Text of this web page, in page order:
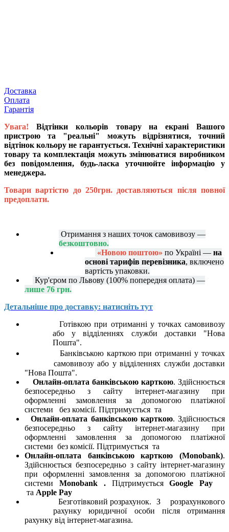
Доставка
Оплата
Гарантія
Увага! Відтінки кольорів товару на екрані Вашого
пристрою та "реальні" можуть відрізнятися, точний
відтінок кольору не гарантується. Технічні характеристики
товару та комплектація можуть змінюватися виробником
без повідомлення, будь-ласка уточнюйте інформацію у
менеджера.
Товари вартістю до 250грн. доставляються після повної
предоплати.
Отримання з наших точок самовивозу —
безкоштовно.
«Новою поштою» по Україні — на
основі тарифів перевізника, включено
вартість упаковки.
Кур'єром по Львову (100% попередня оплата) —
лише 76 грн.
Детальніше про доставку: натисніть тут
Готівкою при отриманні у точках самовивозу
або у відділеннях служби доставки "Нова
Пошта".
Банківською карткою при отриманні у точках
самовивозу або у відділеннях служби доставки
"Нова Пошта".
Онлайн-оплата банківською карткою. Здійснюється
безпосередньо з сайту інтернет-магазину при
оформленні замовлення за допомогою платіжної
системи
без комісії. Підтримується та
Онлайн-оплата банківською карткою. Здійснюється
безпосередньо з сайту інтернет-магазину при
оформленні замовлення за допомогою платіжної
системи без комісії. Підтримується та
Онлайн-оплата банківською карткою (Monobank).
Здійснюється безпосередньо з сайту інтернет-магазину
при оформленні замовлення за допомогою платіжної
системи Monobank . ПідтримуєтьсяGoogle Pay
та Apple Pay
Безготівковий розрахунок. З розрахункового
рахунку юридичної особи після отримання
рахунку від інтернет-магазина.